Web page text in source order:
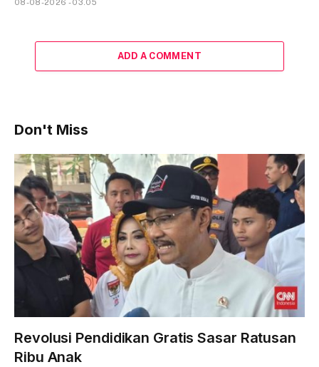
08-08-2026 - 03.05
ADD A COMMENT
Don't Miss
Revolusi Pendidikan Gratis Sasar Ratusan
Ribu Anak